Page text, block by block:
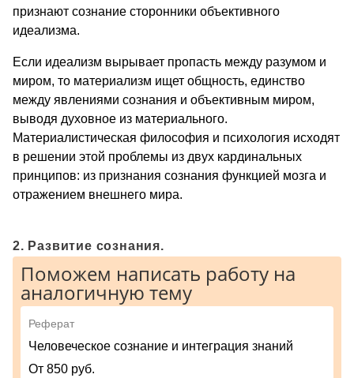
признают сознание сторонники объективного
идеализма.
Если идеализм вырывает пропасть между разумом и
миром, то материализм ищет общность, единство
между явлениями сознания и объективным миром,
выводя духовное из материального.
Материалистическая философия и психология исходят
в решении этой проблемы из двух кардинальных
принципов: из признания сознания функцией мозга и
отражением внешнего мира.
2. Развитие сознания.
Поможем написать работу на
аналогичную тему
Реферат
Человеческое сознание и интеграция знаний
От 850 руб.